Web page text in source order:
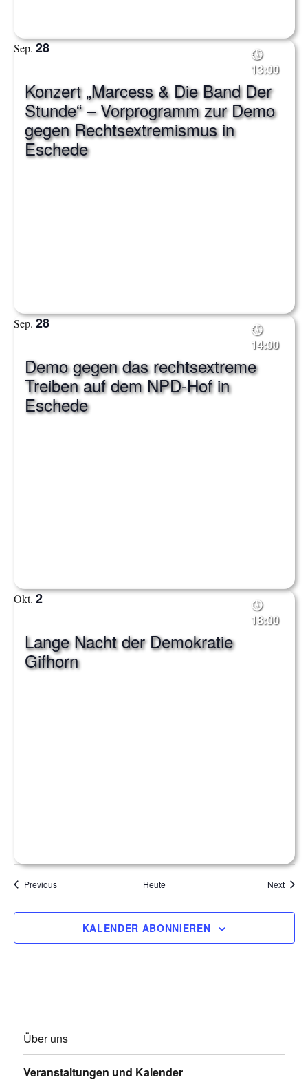
Sep. 28
13:00
Konzert „Marcess & Die Band Der
Stunde“ – Vorprogramm zur Demo
gegen Rechtsextremismus in
Eschede
Sep. 28
14:00
Demo gegen das rechtsextreme
Treiben auf dem NPD-Hof in
Eschede
Okt. 2
18:00
Lange Nacht der Demokratie
Gifhorn
PreviousVeranstaltungen Heute Next
KALENDER ABONNIEREN
Über uns
Veranstaltungen und Kalender